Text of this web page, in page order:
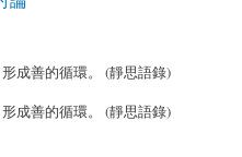
成善的循環。 (靜思語錄)
成善的循環。 (靜思語錄)